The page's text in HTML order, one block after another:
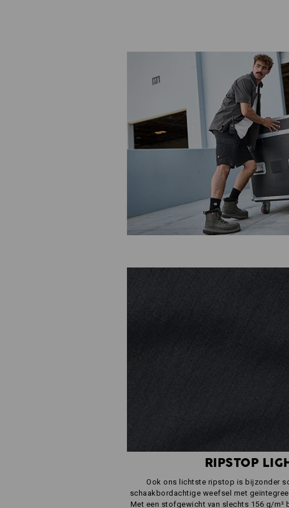
RIPSTOP
Ook ons lichtste ripstop is bijzonder
schaakbordachtige weefsel met
Met een stofgewicht van slechts 156 g/m²